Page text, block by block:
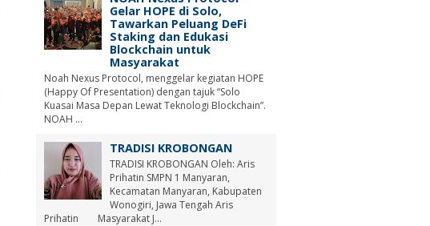
Gelar HOPE di Solo,
Tawarkan Peluang DeFi
Staking dan Edukasi
Blockchain untuk
Masyarakat
Noah Nexus Protocol, menggelar kegiatan HOPE
(Happy Of Presentation) dengan tajuk “Solo
Kuasai Masa Depan Lewat Teknologi Blockchain”.
NOAH ...
TRADISI KROBONGAN
TRADISI KROBONGAN Oleh: Aris
Prihatin SMPN 1 Manyaran,
Kecamatan Manyaran, Kabupaten
Wonogiri, Jawa Tengah Aris
Prihatin Masyarakat J...